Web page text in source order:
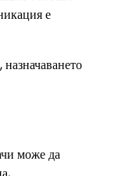
е
може да